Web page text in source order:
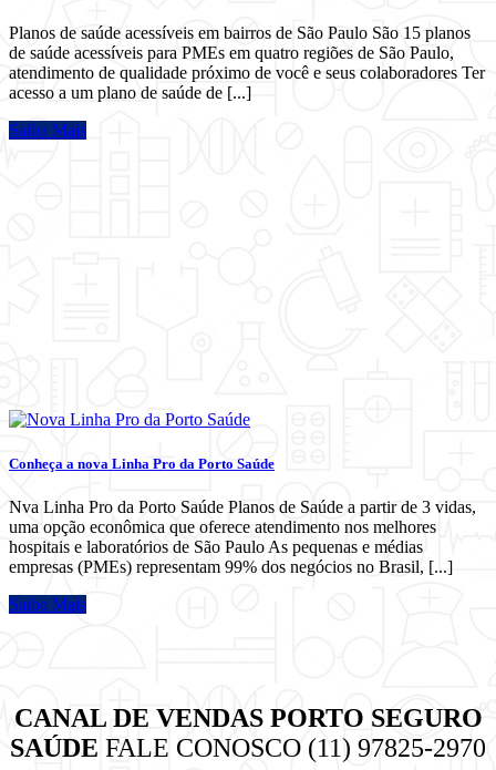
Planos de saúde acessíveis em bairros de São Paulo São 15 planos
de saúde acessíveis para PMEs em quatro regiões de São Paulo,
atendimento de qualidade próximo de você e seus colaboradores Ter
acesso a um plano de saúde de [...]
Saiba Mais
Conheça a nova Linha Pro da Porto Saúde
Nva Linha Pro da Porto Saúde Planos de Saúde a partir de 3 vidas,
uma opção econômica que oferece atendimento nos melhores
hospitais e laboratórios de São Paulo As pequenas e médias
empresas (PMEs) representam 99% dos negócios no Brasil, [...]
Saiba Mais
CANAL DE VENDAS PORTO SEGURO
SAÚDE FALE CONOSCO (11) 97825-2970